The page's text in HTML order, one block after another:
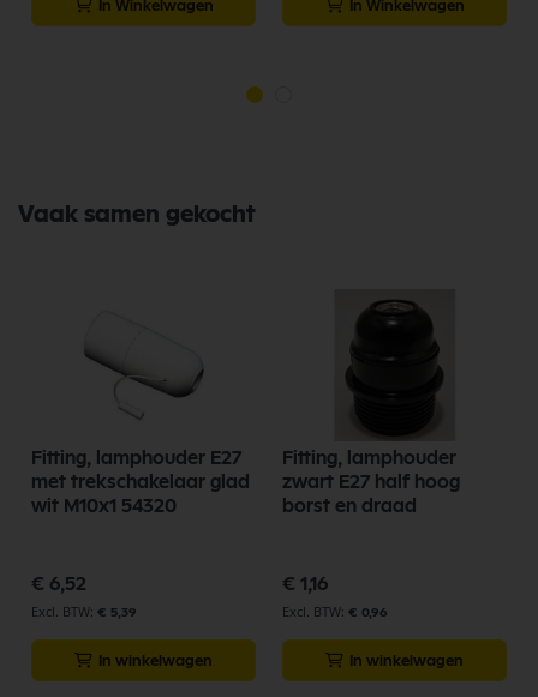
In Winkelwagen In Winkelwagen
Vaak samen gekocht
Fitting, lamphouder E27
met trekschakelaar glad
wit M10x1 54320
€ 6,52
€ 5,39
In winkelwagen
Fitting, lamphouder
zwart E27 half hoog
borst en draad
€ 1,16
€ 0,96
In winkelwagen